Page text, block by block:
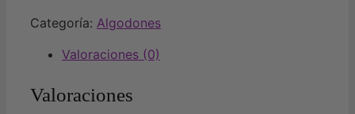
Categoría: Algodones
Valoraciones (0)
Valoraciones